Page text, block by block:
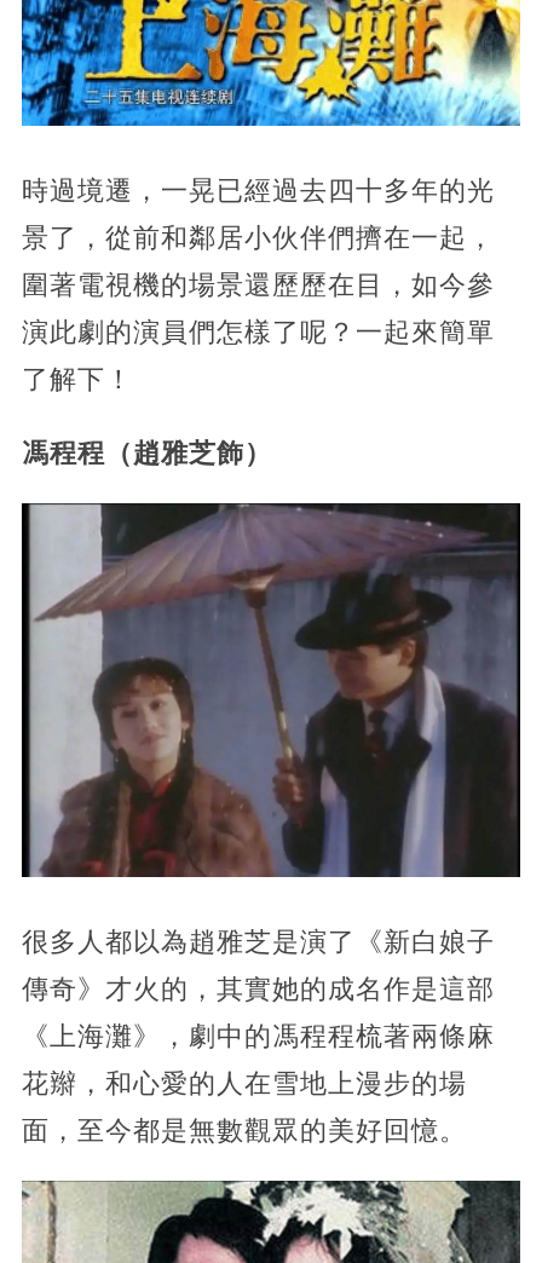
時過境遷，一晃已經過去四十多年的光
景了，從前和鄰居小伙伴們擠在一起，
圍著電視機的場景還歷歷在目，如今參
演此劇的演員們怎樣了呢？一起來簡單
了解下！
馮程程（趙雅芝飾）
很多人都以為趙雅芝是演了《新白娘子
傳奇》才火的，其實她的成名作是這部
《上海灘》，劇中的馮程程梳著兩條麻
花辮，和心愛的人在雪地上漫步的場
面，至今都是無數觀眾的美好回憶。